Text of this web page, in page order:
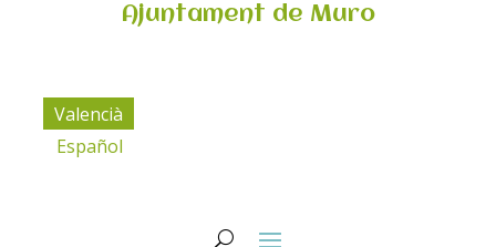
Ajuntament de Muro
Valencià
Español